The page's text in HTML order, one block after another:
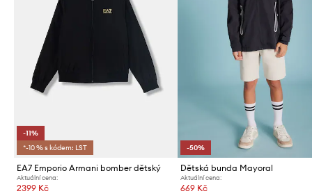
-11%
*-10 % s kódem: LST
EA7 Emporio Armani bomber dětský
Aktuální cena:
2399 Kč
-50%
Dětská bunda Mayoral
Aktuální cena:
669 Kč